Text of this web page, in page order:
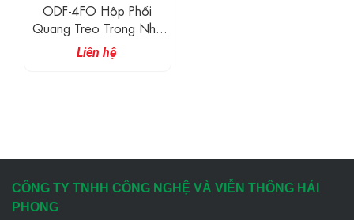
ODF-4FO Hộp Phối
Quang Treo Trong Nhà
4FO
Liên hệ
CÔNG TY TNHH CÔNG NGHỆ VÀ VIỄN THÔNG HẢI
PHONG